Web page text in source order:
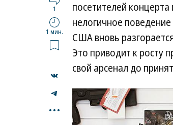
1
1 мин.
...
посетителей
нелогичное
США вновь
Это приводит к росту
свой арсенал до